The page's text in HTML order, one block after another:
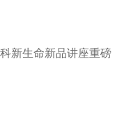
新生命新品讲座重磅